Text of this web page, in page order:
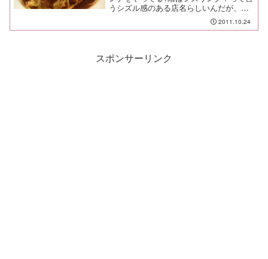
うシズル感のある店名らしいんだが、い
つの間にやら誰もがマーちゃんって言っ
ているこのお店。神奈川県川崎市高津区
2011.10.24
スポンサーリンク